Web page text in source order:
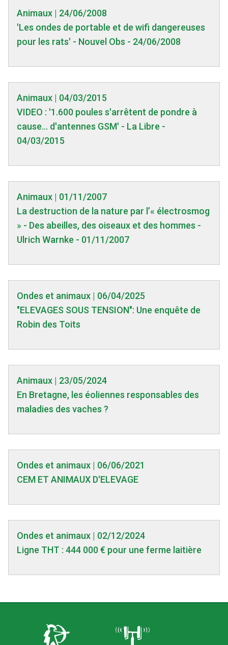
Animaux | 24/06/2008
'Les ondes de portable et de wifi dangereuses
pour les rats' - Nouvel Obs - 24/06/2008
Animaux | 04/03/2015
VIDEO : '1.600 poules s'arrêtent de pondre à
cause... d'antennes GSM' - La Libre -
04/03/2015
Animaux | 01/11/2007
La destruction de la nature par l’« électrosmog
» - Des abeilles, des oiseaux et des hommes -
Ulrich Warnke - 01/11/2007
Ondes et animaux | 06/04/2025
"ELEVAGES SOUS TENSION": Une enquête de
Robin des Toits
Animaux | 23/05/2024
En Bretagne, les éoliennes responsables des
maladies des vaches ?
Ondes et animaux | 06/06/2021
CEM ET ANIMAUX D'ELEVAGE
Ondes et animaux | 02/12/2024
Ligne THT : 444 000 € pour une ferme laitière